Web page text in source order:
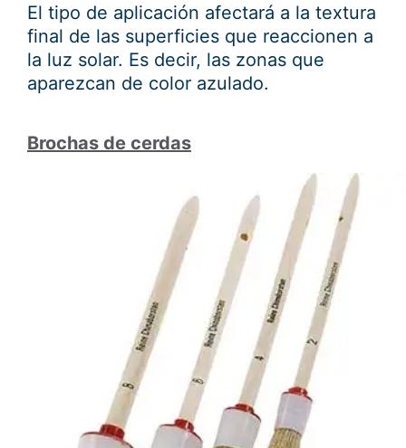
El tipo de aplicación afectará a la textura
final de las superficies que reaccionen a
la luz solar. Es decir, las zonas que
aparezcan de color azulado.
Brochas de cerdas